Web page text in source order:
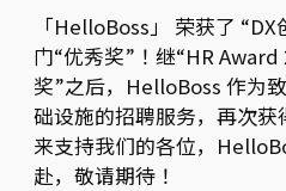
「HelloBoss」 荣获了
门“优秀奖”！继“HR
奖”之后，HelloBoss 作为
础设施的招聘服务，再次
来支持我们的各位，
赴，敬请期待！